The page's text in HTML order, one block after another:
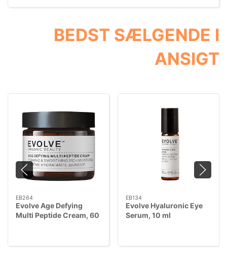
BEDST SÆLGENDE I
ANSIGT
EB264
Evolve Age Defying
Multi Peptide Cream, 60
EB134
Evolve Hyaluronic Eye
Serum, 10 ml